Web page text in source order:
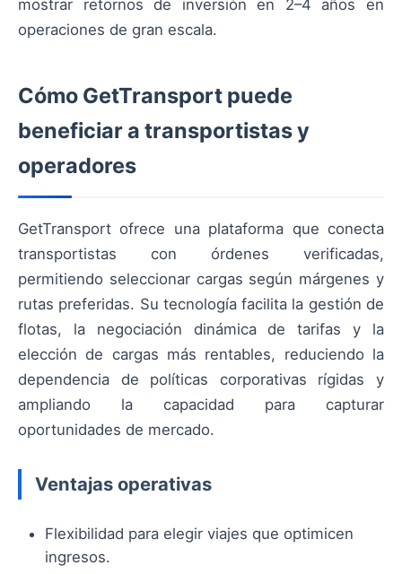
mostrar retornos de inversión en 2–4 años en
operaciones de gran escala.
Cómo GetTransport puede
beneficiar a transportistas y
operadores
GetTransport ofrece una plataforma que conecta
transportistas con órdenes verificadas,
permitiendo seleccionar cargas según márgenes y
rutas preferidas. Su tecnología facilita la gestión de
flotas, la negociación dinámica de tarifas y la
elección de cargas más rentables, reduciendo la
dependencia de políticas corporativas rígidas y
ampliando la capacidad para capturar
oportunidades de mercado.
Ventajas operativas
Flexibilidad para elegir viajes que optimicen
ingresos.